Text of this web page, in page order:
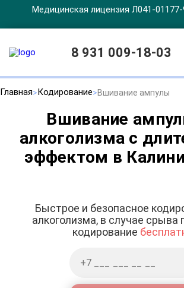
Медицинская лицензия Л041-
8 931 009-18-03
Главная Кодирование Вшивание ампулы
Вшивание
алкоголизма с
эффектом в
Быстрое и безопасное
алкоголизма, в случае срыва
кодирование